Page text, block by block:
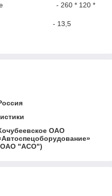
более - 260 * 120 *
- 13,5
ОАО
"АСО")